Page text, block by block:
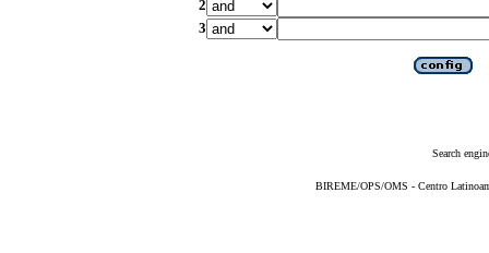
2
3
Search
BIREME/OPS/OMS - Centro